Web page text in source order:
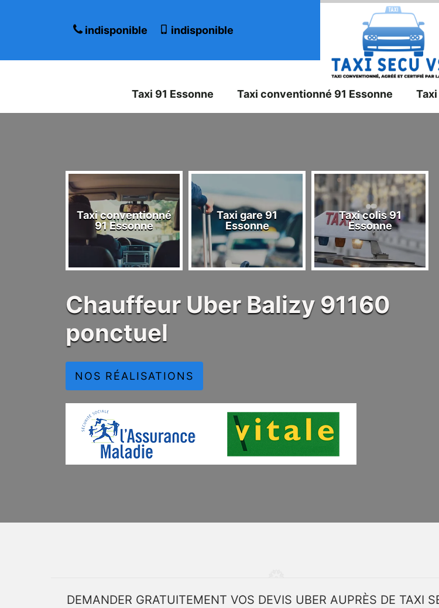
indisponible indisponible
Taxi 91 Essonne Taxi conventionné 91 Essonne
Taxi conventionné
91 Essonne
Taxi gare 91
Essonne
Taxi colis 91
Essonne
Chauffeur Uber Balizy 91160
ponctuel
NOS RÉALISATIONS
DEMANDER GRATUITEMENT VOS DEVIS UBER AUPRÈS DE TAXI